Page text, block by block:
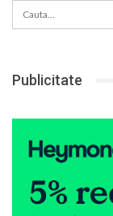
Publicitate